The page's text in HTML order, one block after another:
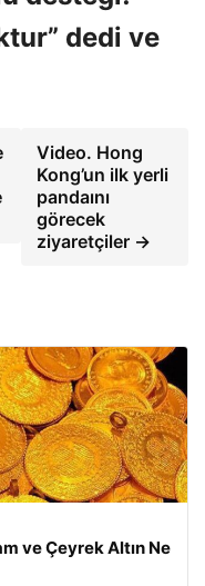
dedi ve
Video. Hong
Kong’un ilk yerli
pandaını
görecek
ziyaretçiler →
ve Çeyrek Altın Ne